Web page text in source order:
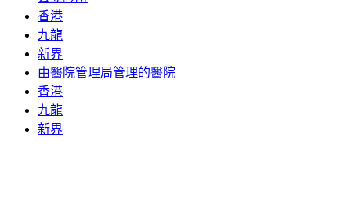
香港
九龍
新界
由醫院管理局管理的醫院
香港
九龍
新界